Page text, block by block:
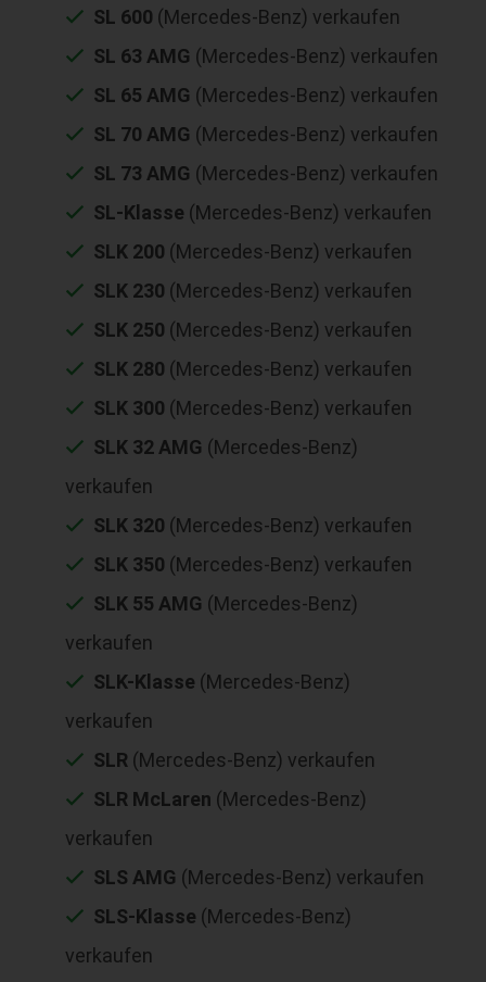
SL 600 (Mercedes-Benz) verkaufen
SL 63 AMG (Mercedes-Benz) verkaufen
SL 65 AMG (Mercedes-Benz) verkaufen
SL 70 AMG (Mercedes-Benz) verkaufen
SL 73 AMG (Mercedes-Benz) verkaufen
SL-Klasse (Mercedes-Benz) verkaufen
SLK 200 (Mercedes-Benz) verkaufen
SLK 230 (Mercedes-Benz) verkaufen
SLK 250 (Mercedes-Benz) verkaufen
SLK 280 (Mercedes-Benz) verkaufen
SLK 300 (Mercedes-Benz) verkaufen
SLK 32 AMG (Mercedes-Benz)
verkaufen
SLK 320 (Mercedes-Benz) verkaufen
SLK 350 (Mercedes-Benz) verkaufen
SLK 55 AMG (Mercedes-Benz)
verkaufen
SLK-Klasse (Mercedes-Benz)
verkaufen
SLR (Mercedes-Benz) verkaufen
SLR McLaren (Mercedes-Benz)
verkaufen
SLS AMG (Mercedes-Benz) verkaufen
SLS-Klasse (Mercedes-Benz)
verkaufen